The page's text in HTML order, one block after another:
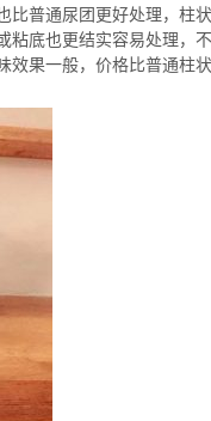
比普通尿团更好处理，
底也更结实容易处理，
果一般，价格比普通柱状